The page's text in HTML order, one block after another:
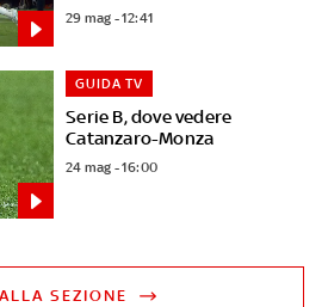
29 mag - 12:41
Serie B, dove vedere
Catanzaro-Monza
GUIDA TV
24 mag - 16:00
SEZIONE